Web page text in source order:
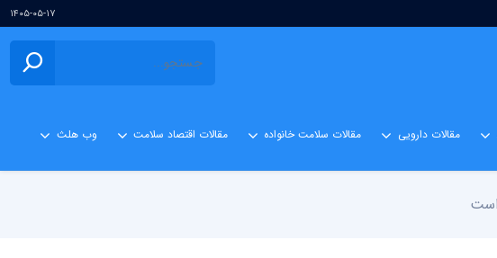
۱۴۰۵-۰۵-۱۷
مقالات دارویی مقالات سلامت خانواده مقالات اقتصاد سلامت وب هلث